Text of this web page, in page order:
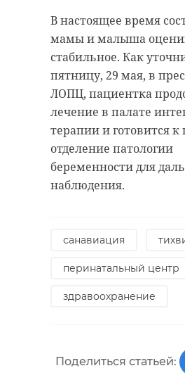
В настоящее время
мамы и малыша
стабильное. Как
пятницу, 29 мая, в
ЛОПЦ, пациентка
лечение в палате
терапии и готовится к
отделение патологии
беременности для
наблюдения.
санавиация
перинатальный центр
здравоохранение
Поделиться статьей: